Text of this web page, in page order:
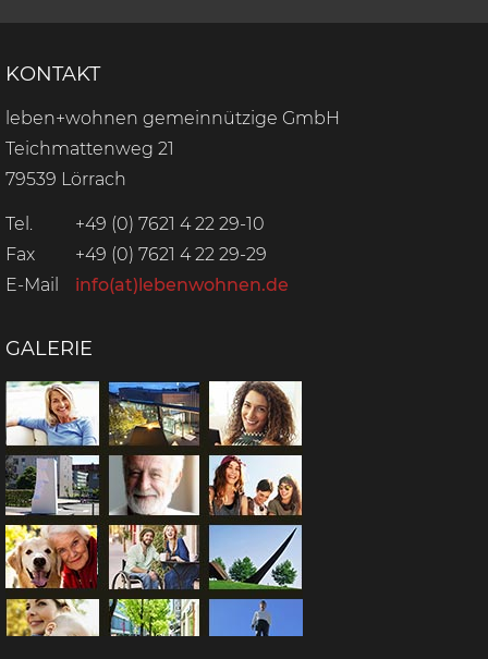
KONTAKT
leben+wohnen gemeinnützige GmbH
Teichmattenweg 21
79539 Lörrach
Tel.
+49 (0) 7621 4 22 29-10
Fax
+49 (0) 7621 4 22 29-29
E-Mail
info(at)lebenwohnen.de
GALERIE